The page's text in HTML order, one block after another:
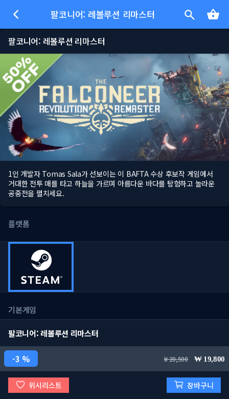
팔코니어: 레볼루션 리마스터
팔코니어: 레볼루션 리마스터
1인 개발자 Tomas Sala가 선보이는 이 BAFTA 수상 후보작 게임에서
거대한 전투 매를 타고 하늘을 가르며 아름다운 바다를 탐험하고 놀라운
공중전을 펼치세요.
플랫폼
기본게임
팔코니어: 레볼루션 리마스터
3 % 20,500 19,800
위시리스트 장바구니